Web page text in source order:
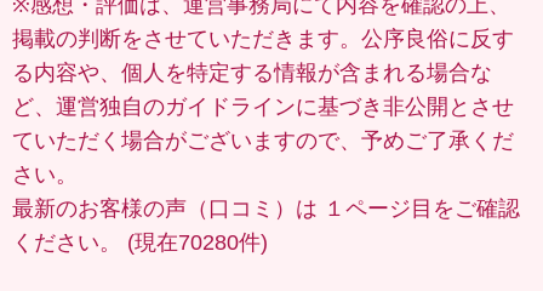
掲載の判断をさせていただきます。公序良俗に反す
る内容や、個人を特定する情報が含まれる場合な
ど、運営独自のガイドラインに基づき非公開とさせ
ていただく場合がございますので、予めご了承くだ
さい。
最新のお客様の声（口コミ）は １ページ目 をご確認
ください。 (現在70280件)